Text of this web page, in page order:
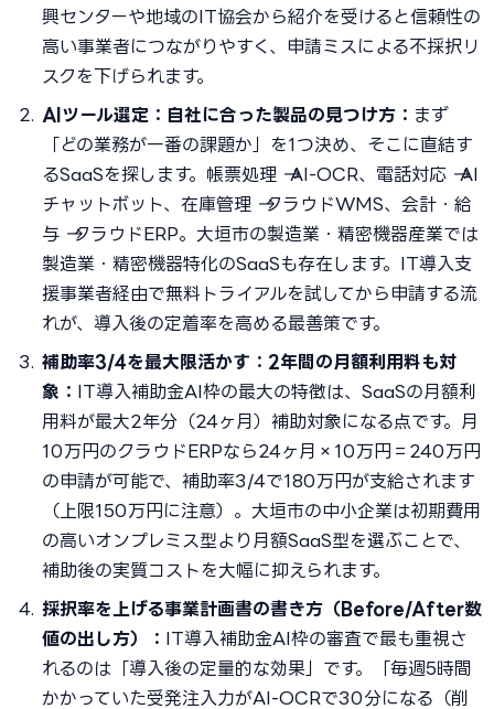
興センターや地域のIT協会から紹介を受けると信頼性の
高い事業者につながりやすく、申請ミスによる不採択リ
スクを下げられます。
AIツール選定：自社に合った製品の見つけ方： まず
「どの業務が一番の課題か」を1つ決め、そこに直結す
るSaaSを探します。帳票処理 → AI-OCR、電話対応 → AI
チャットボット、在庫管理 → クラウドWMS、会計・給
与 → クラウドERP。大垣市の製造業・精密機器産業では
製造業・精密機器特化のSaaSも存在します。IT導入支
援事業者経由で無料トライアルを試してから申請する流
れが、導入後の定着率を高める最善策です。
補助率3/4を最大限活かす：2年間の月額利用料も対
象： IT導入補助金AI枠の最大の特徴は、SaaSの月額利
用料が最大2年分（24ヶ月）補助対象になる点です。月
10万円のクラウドERPなら24ヶ月×10万円＝240万円
の申請が可能で、補助率3/4で180万円が支給されます
（上限150万円に注意）。大垣市の中小企業は初期費用
の高いオンプレミス型より月額SaaS型を選ぶことで、
補助後の実質コストを大幅に抑えられます。
採択率を上げる事業計画書の書き方（Before/After数
値の出し方）： IT導入補助金AI枠の審査で最も重視さ
れるのは「導入後の定量的な効果」です。「毎週5時間
かかっていた受発注入力がAI-OCRで30分になる（削